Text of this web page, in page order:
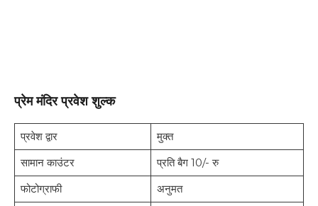
प्रेम मंदिर प्रवेश शुल्क
प्रवेश द्वार
मुक्त
सामान काउंटर
प्रति बैग 10/- रु
फोटोग्राफी
अनुमत